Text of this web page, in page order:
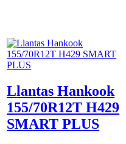
Llantas Hankook
155/70R12T H429
SMART PLUS